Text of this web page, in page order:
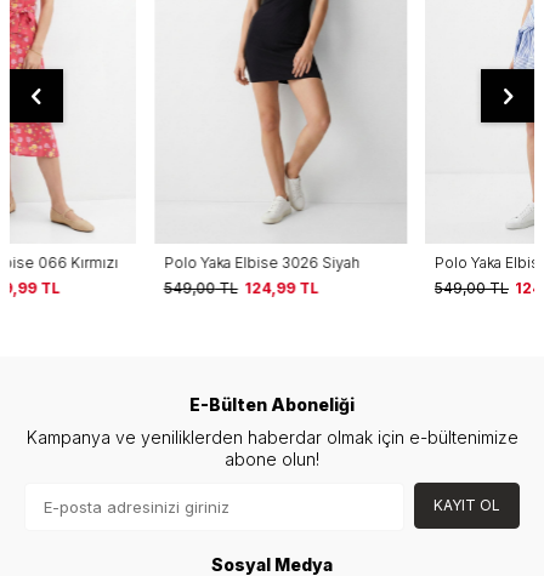
Polo Yaka Elbise 3026 Siyah
549,00
TL
Polo Yaka Elbise 3026 Mavi
549,00
TL
E-Bülten Aboneliği
Kampanya ve yeniliklerden haberdar olmak için e-bültenimize
abone olun!
KAYIT OL
Sosyal Medya